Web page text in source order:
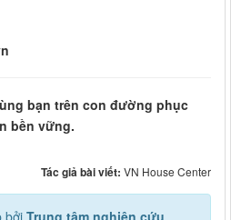
bạn trên con đường phục
bền vững.
Tác giả bài viết: VN House Center